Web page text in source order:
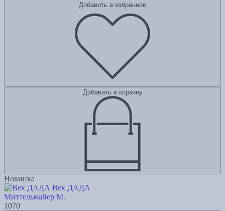
Добавить в избранное
Добавить в корзину
Новинка
Век ДАДА
Миттельмайер М.
1070